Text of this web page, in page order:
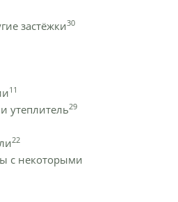
застёжки30
11
утеплитель29
22
с некоторыми